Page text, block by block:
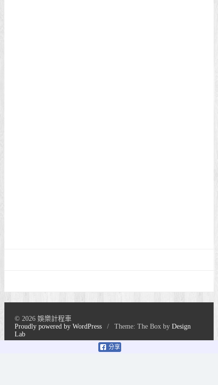
分享
© 2026 娛樂計程車
Proudly powered by WordPress
/ Theme: The Box byDesign
Lab